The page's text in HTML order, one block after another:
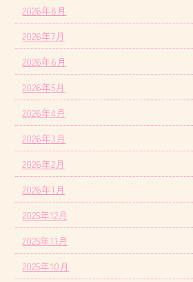
2026年8月
2026年7月
2026年6月
2026年5月
2026年4月
2026年3月
2026年2月
2026年1月
2025年12月
2025年11月
2025年10月